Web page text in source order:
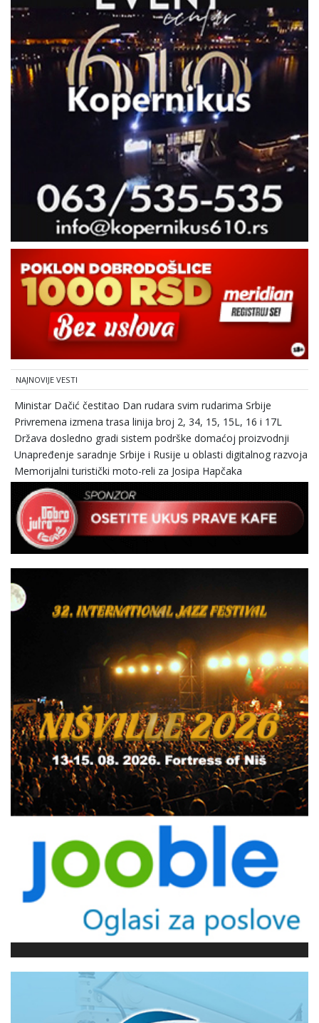
NAJNOVIJE VESTI
Ministar Dačić čestitao Dan rudara svim rudarima Srbije
Privremena izmena trasa linija broj 2, 34, 15, 15L, 16 i 17L
Država dosledno gradi sistem podrške domaćoj proizvodnji
Unapređenje saradnje Srbije i Rusije u oblasti digitalnog razvoja
Memorijalni turistički moto-reli za Josipa Hapčaka